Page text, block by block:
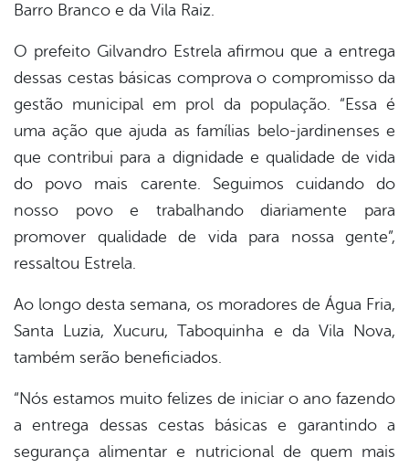
Barro Branco e da Vila Raiz.
O prefeito Gilvandro Estrela afirmou que a entrega
dessas cestas básicas comprova o compromisso da
gestão municipal em prol da população. “Essa é
uma ação que ajuda as famílias belo-jardinenses e
que contribui para a dignidade e qualidade de vida
do povo mais carente. Seguimos cuidando do
nosso povo e trabalhando diariamente para
promover qualidade de vida para nossa gente”,
ressaltou Estrela.
Ao longo desta semana, os moradores de Água Fria,
Santa Luzia, Xucuru, Taboquinha e da Vila Nova,
também serão beneficiados.
“Nós estamos muito felizes de iniciar o ano fazendo
a entrega dessas cestas básicas e garantindo a
segurança alimentar e nutricional de quem mais